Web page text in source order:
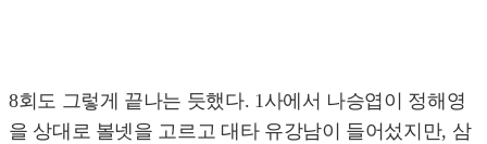
8회도 그렇게 끝나는 듯했다. 1사에서 나승엽이 정해영
을 상대로 볼넷을 고르고 대타 유강남이 들어섰지만, 삼